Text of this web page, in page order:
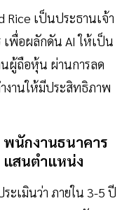
Rice เป็นประธานเจ้า
เพื่อผลักดัน AI ให้เป็น
ผู้ถือหุ้น ผ่านการลด
งานให้มีประสิทธิภาพ
นักงานธนาคาร
แสนตำแหน่ง
ะเมินว่า ภายใน 3-5 ปี